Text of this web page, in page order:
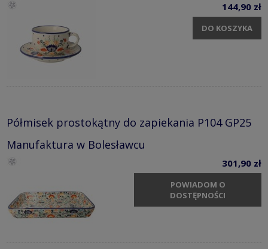
144,90 zł
DO KOSZYKA
Półmisek prostokątny do zapiekania P104 GP25
Manufaktura w Bolesławcu
301,90 zł
POWIADOM O
DOSTĘPNOŚCI